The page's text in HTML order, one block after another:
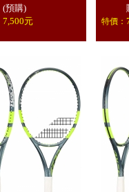
(預購)
7,500元 特價：